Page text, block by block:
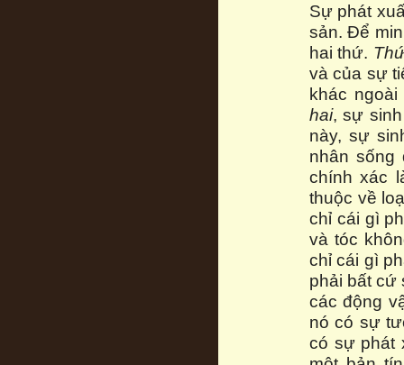
Sự phát
sản. Để
hai thứ.
và của sự
khác
hai, sự
này, sự
nhân
chính xác
thuộc về
chỉ cái gì
và tóc
chỉ cái gì
phải bất cứ
các động
nó có sự
có sự phát